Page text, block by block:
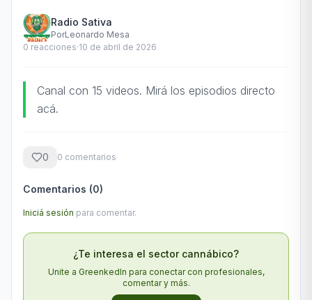
Radio Sativa
PorLeonardo Mesa
0 reacciones·10 de abril de 2026
Canal con 15 videos. Mirá los episodios directo
acá.
0 0 comentarios
Comentarios (0)
Iniciá sesión para comentar.
¿Te interesa el sector cannábico?
Unite a GreenkedIn para conectar con profesionales,
comentar y más.